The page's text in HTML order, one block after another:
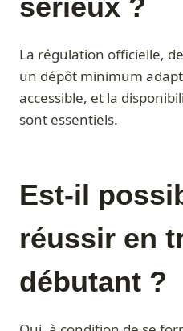
sérieux ?
La régulation officielle,
un dépôt minimum
accessible, et la
sont essentiels.
Est-il
réussir en
débutant ?